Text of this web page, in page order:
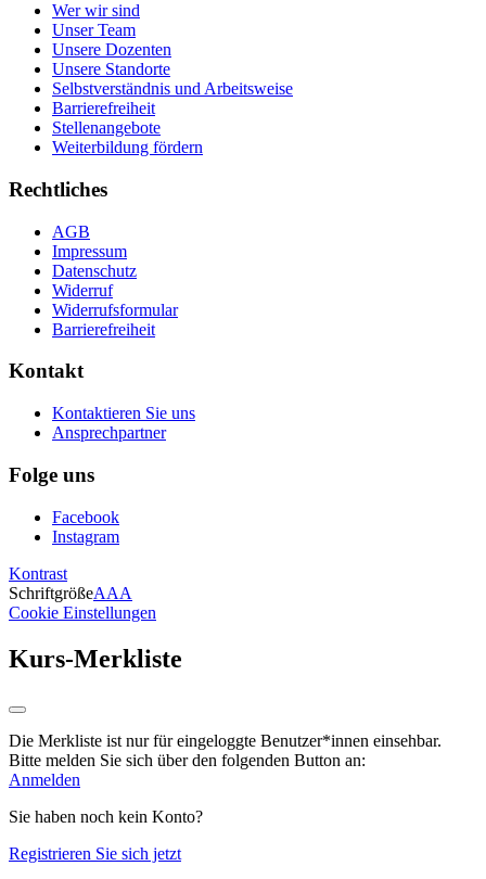
Wer wir sind
Unser Team
Unsere Dozenten
Unsere Standorte
Selbstverständnis und Arbeitsweise
Barrierefreiheit
Stellenangebote
Weiterbildung fördern
Rechtliches
AGB
Impressum
Datenschutz
Widerruf
Widerrufsformular
Barrierefreiheit
Kontakt
Kontaktieren Sie uns
Ansprechpartner
Folge uns
Facebook
Instagram
Kontrast
SchriftgrößeAAA
Cookie Einstellungen
Kurs-Merkliste
Die Merkliste ist nur für eingeloggte Benutzer*innen einsehbar.
Bitte melden Sie sich über den folgenden Button an:
Anmelden
Sie haben noch kein Konto?
Registrieren Sie sich jetzt